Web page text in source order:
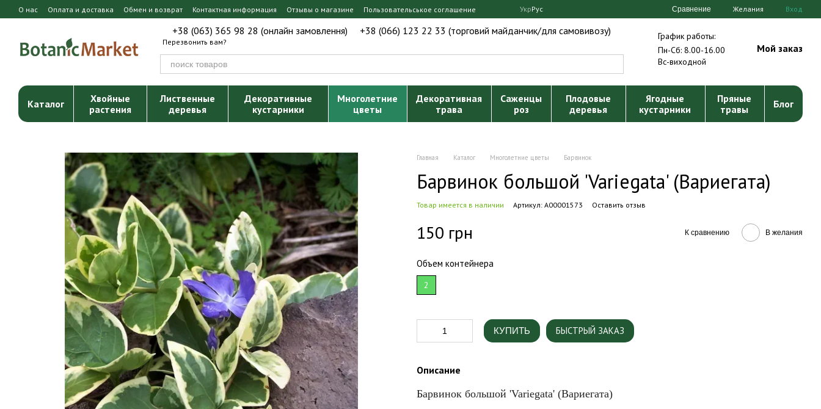
Перейти к основному контенту
О нас Оплата и доставка Обмен и возврат Контактная информация Отзывы о магазине Пользовательськое соглашение УкрРус Сравнение Желания Вход
+38 (063) 365 98 28 (онлайн замовлення) +38 (066) 123 22 33 (торговий майданчик/для самовивозу)
Перезвонить вам?
График работы:
Пн-Сб: 8.00-16.00
Вс-виходной
Мой заказ
Каталог
Хвойные
растения
Лиственные
деревья
Декоративные
кустарники
Многолетние
цветы
Декоративная
трава
Саженцы
роз
Плодовые
деревья
Ягодные
кустарники
Пряные
травы
Блог
Главная Каталог Многолетние цветы Барвинок
Барвинок большой 'Variegata' (Вариегата)
Товар имеется в наличии Артикул: А00001573 Оставить отзыв
150 грн К сравнению В желания
Объем контейнера
2
КУПИТЬ БЫСТРЫЙ ЗАКАЗ
Описание
Барвинок большой 'Variegata' (Вариегата)